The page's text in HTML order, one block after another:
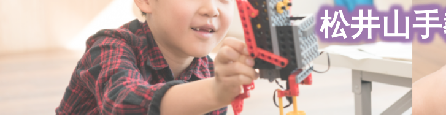
松井山